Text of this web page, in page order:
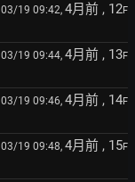
03/19 09:42, 4月前 , 12F
03/19 09:44, 4月前 , 13F
03/19 09:46, 4月前 , 14F
03/19 09:48, 4月前 , 15F